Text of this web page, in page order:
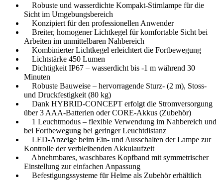
Robuste und wasserdichte Kompakt-Stirnlampe für die
Sicht im Umgebungsbereich
Konzipiert für den professionellen Anwender
Breiter, homogener Lichtkegel für komfortable Sicht bei
Arbeiten im unmittelbaren Nahbereich
Kombinierter Lichtkegel erleichtert die Fortbewegung
Lichtstärke 450 Lumen
Dichtigkeit IP67 – wasserdicht bis -1 m während 30
Minuten
Robuste Bauweise – hervorragende Sturz- (2 m), Stoss-
und Druckfestigkeit (80 kg)
Dank HYBRID-CONCEPT erfolgt die Stromversorgung
über 3 AAA-Batterien oder CORE-Akkus (Zubehör)
1 Leuchtmodus – flexible Verwendung im Nahbereich und
bei Fortbewegung bei geringer Leuchtdistanz
LED-Anzeige beim Ein- und Ausschalten der Lampe zur
Kontrolle der verbleibenden Akkulaufzeit
Abnehmbares, waschbares Kopfband mit symmetrischer
Einstellung zur einfachen Anpassung
Befestigungssysteme für Helme als Zubehör erhältlich